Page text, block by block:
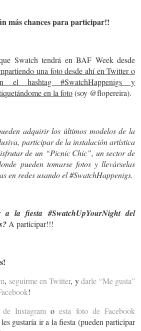
más chances para participar!!
Swatch tendrá en BAF Week desde
una foto desde ahí en Twitter o
el hashtag #SwatchHappenigs y
en la foto(soy @flopereira).
adquirir los últimos modelos de la
participar de la instalación artística
de un “Picnic Chic”, un sector de
pueden tomarse fotos y llevárselas
en redes usando el #SwatchHappenigs.
a la fiesta #SwatchUpYourNight del
A participar!!!
, seguirme en Twitter, ydarle “Me gusta”
!
Instagram oesta foto de Facebook
gustaría ir a la fiesta (pueden participar